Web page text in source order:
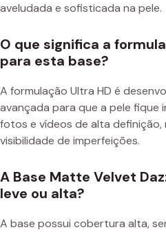
aveludada e sofisticada na pele.
O que significa a
para esta base?
A formulação Ultra HD é
avançada para que a pele fique
fotos e vídeos de alta definição,
visibilidade de imperfeições.
A Base Matte Velvet
leve ou alta?
A base possui cobertura alta,